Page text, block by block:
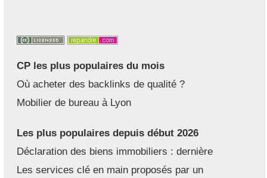
CP les plus populaires du mois
Où acheter des backlinks de qualité ?
Mobilier de bureau à Lyon
Les plus populaires depuis début 2026
Déclaration des biens immobiliers : dernière
Les services clé en main proposés par un